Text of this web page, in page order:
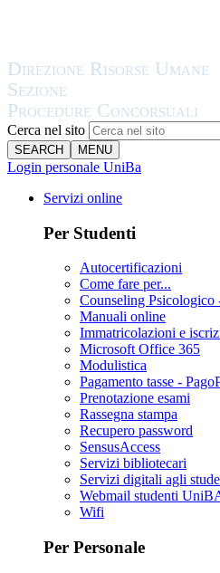
Cerca nel sito
SEARCH MENU
Login personale UniBa
Servizi online
Per Studenti
Autocertificazioni
Come fare per...
Counseling Psicologico
Manuali online
Immatricolazioni e
Microsoft Office 365
Modulistica
Pagamento tasse -
Prenotazione esami
Rassegna stampa
Recupero password
SensusAccess
Servizi bibliotecari
Servizi digitali agli
Webmail studenti
Wifi
Per Personale